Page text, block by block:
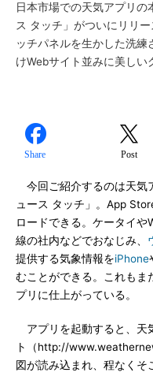
日本市場での天気アプリ
ス タッチ」がついにリリ
ッチパネルを生かした洗練
けWebサイト並みに美しい
Share Post
今回ご紹介するのは天気
ュース タッチ」。App
ロードできる。ケータイや
線の社内などでおなじみ、
提供する気象情報をiPhone
むことができる。これもま
プリに仕上がっている。
アプリを起動すると、天
ト（http://
図が読み込まれ、程なくそ